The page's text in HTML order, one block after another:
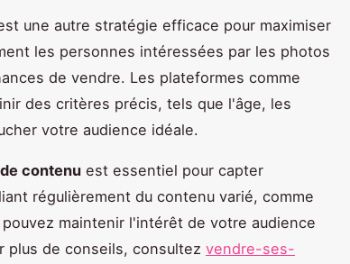
une autre stratégie efficace pour maximiser
les personnes intéressées par les photos
de vendre. Les plateformes comme
des critères précis, tels que l'âge, les
votre audience idéale.
contenu est essentiel pour capter
régulièrement du contenu varié, comme
maintenir l'intérêt de votre audience
plus de conseils, consultez vendre-ses-